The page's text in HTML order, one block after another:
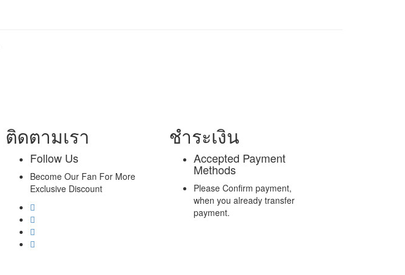
ติดตามเรา
Follow Us
Become Our Fan For More
Exclusive Discount
ชำระเงิน
Accepted Payment
Methods
Please Confirm payment,
when you already transfer
payment.